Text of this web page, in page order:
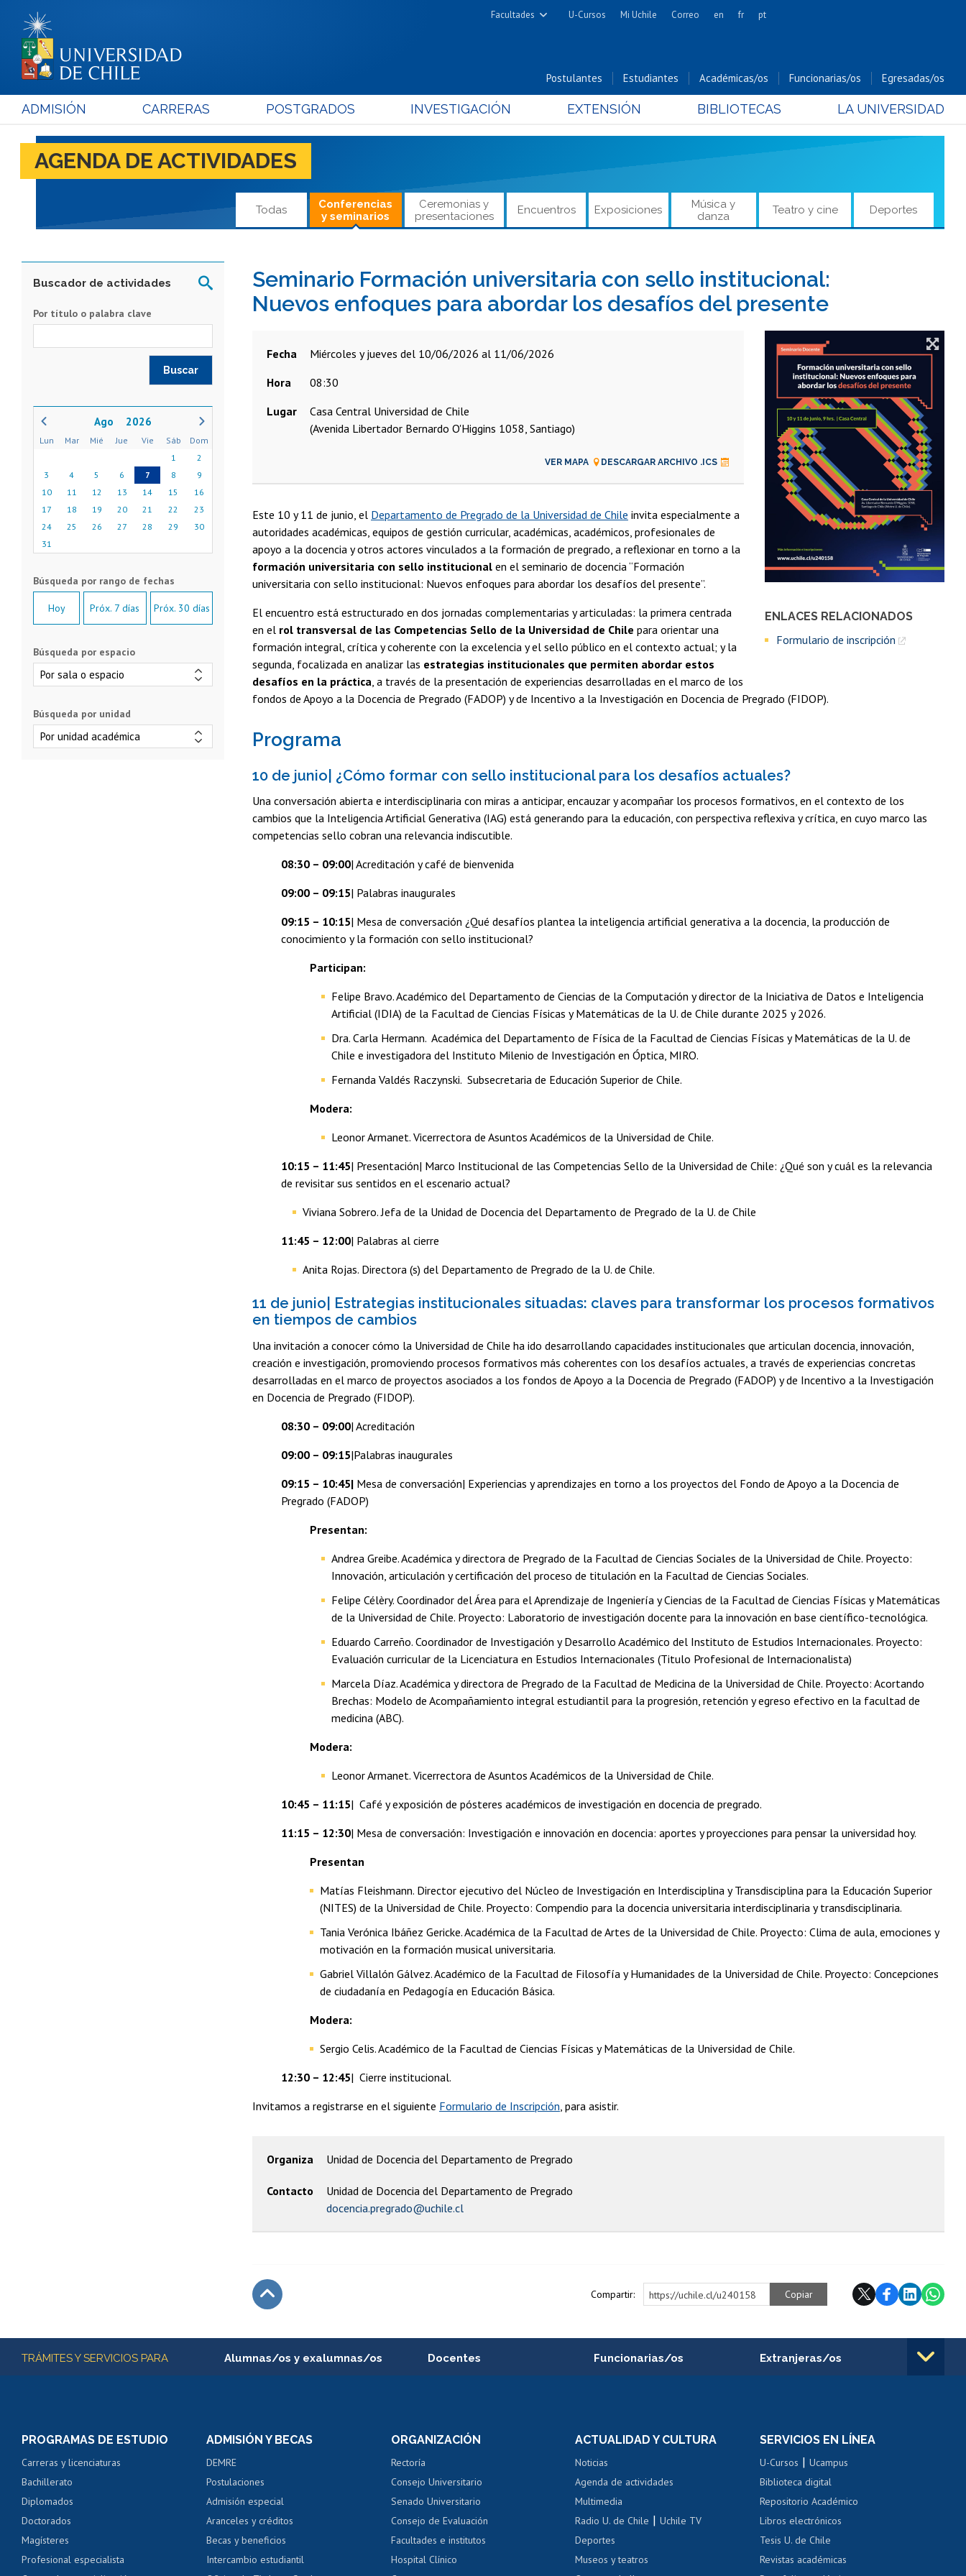
Facultades
Cs. Físicas y Matemáticas
Cs. Forestales y Conservación
Cs. Químicas y Farmacéuticas
Cs. Sociales
Cs. Veterinarias y Pecuarias
Comunicación e Imagen
Filosofía y Humanidades
Odontología
Estudios Avanzados en Educación
Estudios Internacionales
Alimentos
Hospital Clínico
U-Cursos Mi Uchile Correo en fr pt
Postulantes Estudiantes Académicas/os Funcionarias/os Egresadas/os
ADMISIÓN CARRERAS POSTGRADOS INVESTIGACIÓN EXTENSIÓN BIBLIOTECAS LA UNIVERSIDAD
AGENDA DE ACTIVIDADES
Todas
Conferencias
y seminarios
Ceremonias y
presentaciones
Encuentros Exposiciones
Música y
danza
Teatro y cine Deportes
Seminario Formación universitaria con sello institucional:
Nuevos enfoques para abordar los desafíos del presente
ENLACES RELACIONADOS
Formulario de inscripción
Fecha
miércoles y jueves del 10/06/2026 al 11/06/2026
Hora
08:30
Lugar
Casa Central Universidad de Chile
(Avenida Libertador Bernardo O'Higgins 1058, Santiago)
VER MAPA DESCARGAR ARCHIVO .ICS
Este 10 y 11 de junio, el Departamento de Pregrado de la Universidad de Chile invita especialmente a
autoridades académicas, equipos de gestión curricular, académicas, académicos, profesionales de
apoyo a la docencia y otros actores vinculados a la formación de pregrado, a reflexionar en torno a la
formación universitaria con sello institucional en el seminario de docencia “Formación
universitaria con sello institucional: Nuevos enfoques para abordar los desafíos del presente”.
El encuentro está estructurado en dos jornadas complementarias y articuladas: la primera centrada
en el rol transversal de las Competencias Sello de la Universidad de Chile para orientar una
formación integral, crítica y coherente con la excelencia y el sello público en el contexto actual; y la
segunda, focalizada en analizar las estrategias institucionales que permiten abordar estos
desafíos en la práctica , a través de la presentación de experiencias desarrolladas en el marco de los
fondos de Apoyo a la Docencia de Pregrado (FADOP) y de Incentivo a la Investigación en Docencia de Pregrado (FIDOP).
Programa
10 de junio| ¿Cómo formar con sello institucional para los desafíos actuales?
Una conversación abierta e interdisciplinaria con miras a anticipar, encauzar y acompañar los procesos formativos, en el contexto de los
cambios que la Inteligencia Artificial Generativa (IAG) está generando para la educación, con perspectiva reflexiva y crítica, en cuyo marco las
competencias sello cobran una relevancia indiscutible.
08:30 – 09:00| Acreditación y café de bienvenida
09:00 – 09:15| Palabras inaugurales
09:15 – 10:15| Mesa de conversación ¿Qué desafíos plantea la inteligencia artificial generativa a la docencia, la producción de
conocimiento y la formación con sello institucional?
Participan:
Felipe Bravo. Académico del Departamento de Ciencias de la Computación y director de la Iniciativa de Datos e Inteligencia
Artificial (IDIA) de la Facultad de Ciencias Físicas y Matemáticas de la U. de Chile durante 2025 y 2026.
Dra. Carla Hermann. Académica del Departamento de Física de la Facultad de Ciencias Físicas y Matemáticas de la U. de
Chile e investigadora del Instituto Milenio de Investigación en Óptica, MIRO.
Fernanda Valdés Raczynski. Subsecretaria de Educación Superior de Chile.
Modera:
Leonor Armanet. Vicerrectora de Asuntos Académicos de la Universidad de Chile.
10:15 – 11:45| Presentación| Marco Institucional de las Competencias Sello de la Universidad de Chile: ¿Qué son y cuál es la relevancia
de revisitar sus sentidos en el escenario actual?
Viviana Sobrero. Jefa de la Unidad de Docencia del Departamento de Pregrado de la U. de Chile
11:45 – 12:00| Palabras al cierre
Anita Rojas. Directora (s) del Departamento de Pregrado de la U. de Chile.
11 de junio| Estrategias institucionales situadas: claves para transformar los procesos formativos
en tiempos de cambios
Una invitación a conocer cómo la Universidad de Chile ha ido desarrollando capacidades institucionales que articulan docencia, innovación,
creación e investigación, promoviendo procesos formativos más coherentes con los desafíos actuales, a través de experiencias concretas
desarrolladas en el marco de proyectos asociados a los fondos de Apoyo a la Docencia de Pregrado (FADOP) y de Incentivo a la Investigación
en Docencia de Pregrado (FIDOP).
08:30 – 09:00| Acreditación
09:00 – 09:15|Palabras inaugurales
09:15 – 10:45| Mesa de conversación| Experiencias y aprendizajes en torno a los proyectos del Fondo de Apoyo a la Docencia de
Pregrado (FADOP)
Presentan:
Andrea Greibe. Académica y directora de Pregrado de la Facultad de Ciencias Sociales de la Universidad de Chile. Proyecto:
Innovación, articulación y certificación del proceso de titulación en la Facultad de Ciencias Sociales.
Felipe Célèry. Coordinador del Área para el Aprendizaje de Ingeniería y Ciencias de la Facultad de Ciencias Físicas y Matemáticas
de la Universidad de Chile. Proyecto: Laboratorio de investigación docente para la innovación en base científico-tecnológica.
Eduardo Carreño. Coordinador de Investigación y Desarrollo Académico del Instituto de Estudios Internacionales. Proyecto:
Evaluación curricular de la Licenciatura en Estudios Internacionales (Titulo Profesional de Internacionalista)
Marcela Díaz. Académica y directora de Pregrado de la Facultad de Medicina de la Universidad de Chile. Proyecto: Acortando
Brechas: Modelo de Acompañamiento integral estudiantil para la progresión, retención y egreso efectivo en la facultad de
medicina (ABC).
Modera:
Leonor Armanet. Vicerrectora de Asuntos Académicos de la Universidad de Chile.
10:45 – 11:15| Café y exposición de pósteres académicos de investigación en docencia de pregrado.
11:15 – 12:30| Mesa de conversación: Investigación e innovación en docencia: aportes y proyecciones para pensar la universidad hoy.
Presentan
Matías Fleishmann. Director ejecutivo del Núcleo de Investigación en Interdisciplina y Transdisciplina para la Educación Superior
(NITES) de la Universidad de Chile. Proyecto: Compendio para la docencia universitaria interdisciplinaria y transdisciplinaria.
Tania Verónica Ibáñez Gericke. Académica de la Facultad de Artes de la Universidad de Chile. Proyecto: Clima de aula, emociones y
motivación en la formación musical universitaria.
Gabriel Villalón Gálvez. Académico de la Facultad de Filosofía y Humanidades de la Universidad de Chile. Proyecto: Concepciones
de ciudadanía en Pedagogía en Educación Básica.
Modera:
Sergio Celis. Académico de la Facultad de Ciencias Físicas y Matemáticas de la Universidad de Chile.
12:30 – 12:45| Cierre institucional.
Invitamos a registrarse en el siguiente Formulario de Inscripción , para asistir.
Organiza Unidad de Docencia del Departamento de Pregrado
Contacto
Unidad de Docencia del Departamento de Pregrado
docencia.pregrado@uchile.cl
Compartir: https://uchile.cl/u240158 Copiar
Buscador de actividades
Por título o palabra clave
2026
Lun Mar Mié Jue Vie Sáb
Dom
1
2
3
4 5 6 7 8
9
10
11 12 13 14 15
16
17
18 19 20 21 22
23
24
25 26 27 28 29
30
31
Hoy Próx. 7 días Próx. 30 días
Búsqueda por espacio
Búsqueda por unidad
Más información
TRÁMITES Y SERVICIOS PARA Alumnas/os y exalumnas/os
Servicio médico y dental
Pago de arancel y crédito alumnos
Pago de arancel y crédito exalumnos
Certificado de títulos y grados
Docentes
Perfeccionamiento
Evaluación docente
Calificación académica
Postulación al AUCAI
Funcionarias/os
Portal de movilidad interna
Certificado de renta
Certificado de renta
Extranjeras/os
Cursos de español
Mi Uchile Ayuda tecnológica Tarjeta TUI Acoso laboral, sexual y violencia Denuncias administrativas
PROGRAMAS DE ESTUDIO
Carreras y licenciaturas
Bachillerato
Diplomados
Doctorados
Magísteres
Profesional especialista
ADMISIÓN Y BECAS
DEMRE
Postulaciones
Admisión especial
Aranceles y créditos
Becas y beneficios
Intercambio estudiantil
ORGANIZACIÓN
Rectoría
Consejo Universitario
Senado Universitario
Consejo de Evaluación
Facultades e institutos
Hospital Clínico
ACTUALIDAD Y CULTURA
Noticias
Agenda de actividades
Multimedia
Radio U. de Chile |Uchile TV
Deportes
Museos y teatros
SERVICIOS EN LÍNEA
U-Cursos |Ucampus
Biblioteca digital
Repositorio Académico
Libros electrónicos
Tesis U. de Chile
Revistas académicas